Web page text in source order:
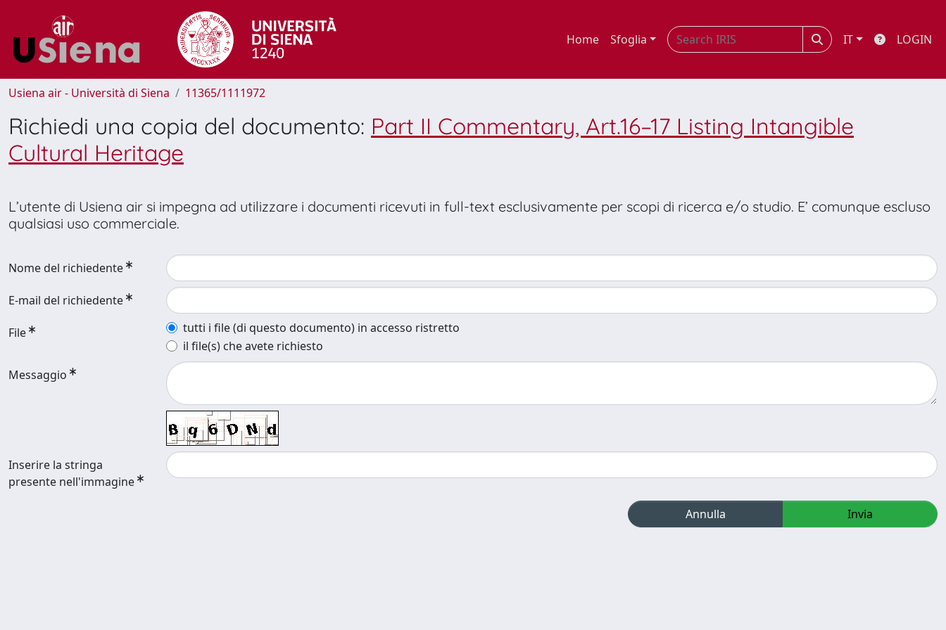
Home Sfoglia IT LOGIN
Usiena air - Università di Siena 11365/1111972
Richiedi una copia del documento: Part II Commentary, Art.16–17 Listing Intangible
Cultural Heritage
L’utente di Usiena air si impegna ad utilizzare i documenti ricevuti in full-text esclusivamente per scopi di ricerca e/o studio. E’ comunque escluso
qualsiasi uso commerciale.
Nome del richiedente
E-mail del richiedente
File
tutti i file (di questo documento) in accesso ristretto
il file(s) che avete richiesto
Messaggio
Inserire la stringa
presente nell'immagine
Annulla Invia